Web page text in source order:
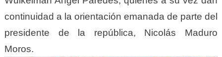
continuidad a la orientación emanada de parte del
presidente de la república, Nicolás Maduro
Moros.